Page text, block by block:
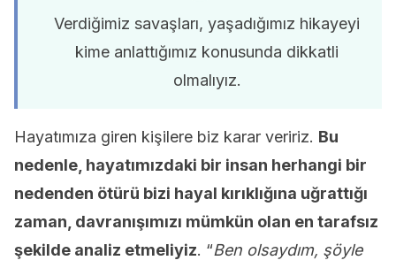
Verdiğimiz savaşları, yaşadığımız hikayeyi
kime anlattığımız konusunda dikkatli
olmalıyız.
Hayatımıza giren kişilere biz karar veririz. Bu
nedenle, hayatımızdaki bir insan herhangi bir
nedenden ötürü bizi hayal kırıklığına uğrattığı
zaman, davranışımızı mümkün olan en tarafsız
şekilde analiz etmeliyiz. “Ben olsaydım, şöyle